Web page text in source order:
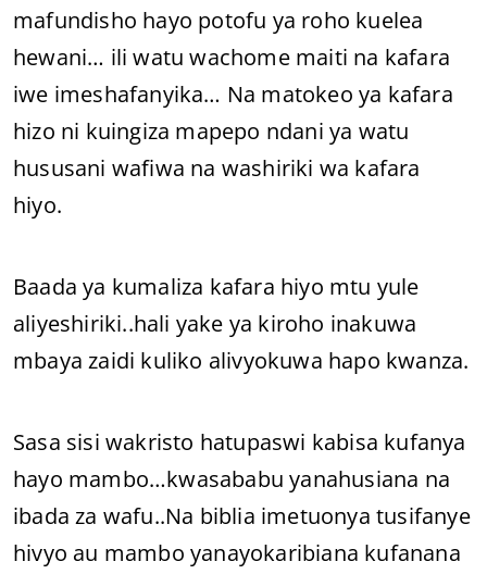
mafundisho hayo potofu ya roho kuelea
hewani… ili watu wachome maiti na kafara
iwe imeshafanyika… Na matokeo ya kafara
hizo ni kuingiza mapepo ndani ya watu
hususani wafiwa na washiriki wa kafara
hiyo.
Baada ya kumaliza kafara hiyo mtu yule
aliyeshiriki..hali yake ya kiroho inakuwa
mbaya zaidi kuliko alivyokuwa hapo kwanza.
Sasa sisi wakristo hatupaswi kabisa kufanya
hayo mambo…kwasababu yanahusiana na
ibada za wafu..Na biblia imetuonya tusifanye
hivyo au mambo yanayokaribiana kufanana